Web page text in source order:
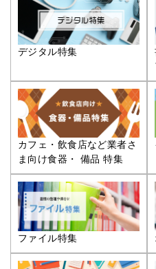
デジタル特集
カフェ・飲食店など業者さ
ま向け食器・ 備品 特集
ファイル特集